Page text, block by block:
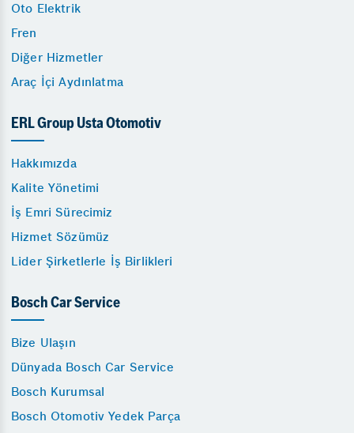
Oto Elektrik
Fren
Diğer Hizmetler
Araç İçi Aydınlatma
ERL Group Usta Otomotiv
Hakkımızda
Kalite Yönetimi
İş Emri Sürecimiz
Hizmet Sözümüz
Lider Şirketlerle İş Birlikleri
Bosch Car Service
Bize Ulaşın
Dünyada Bosch Car Service
Bosch Kurumsal
Bosch Otomotiv Yedek Parça